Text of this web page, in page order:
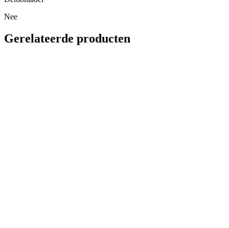
Nee
Gerelateerde producten